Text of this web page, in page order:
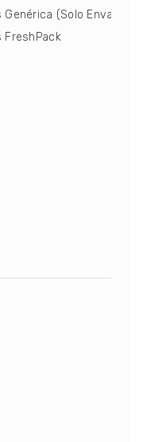
(Solo Envasado)
FreshPack